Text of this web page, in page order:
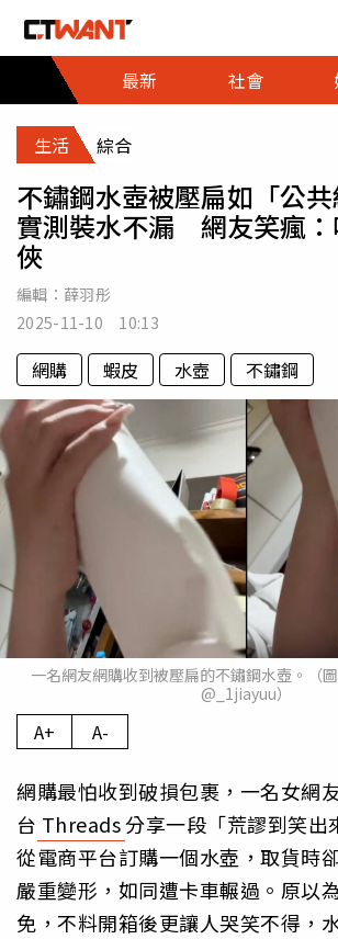
最新
社會
生活 綜合
不鏽鋼水壺被壓扁如「公
實測裝水不漏 網友笑瘋：
俠
編輯： 薛羽彤
2025-11-10 10:13
網購 蝦皮 水壺 不鏽鋼
一名網友網購收到被壓扁的不鏽鋼水壺。（
@_1jiayuu）
A+ A-
網購最怕收到破損包裹，一名女網
台 Threads分享一段「荒謬到笑出
從電商平台訂購一個水壺，取貨時
嚴重變形，如同遭卡車輾過。原以
免，不料開箱後更讓人哭笑不得，